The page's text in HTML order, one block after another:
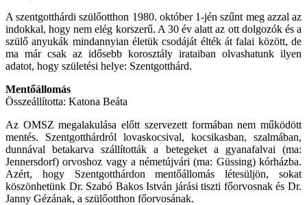
A szentgotthárdi szülőotthon 1980. október 1-jén szűnt meg azzal az
indokkal, hogy nem elég korszerű. A 30 év alatt az ott dolgozók és a
szülő anyukák mindannyian életük csodáját élték át falai között, de
ma már csak az idősebb korosztály irataiban olvashatunk ilyen
adatot, hogy születési helye: Szentgotthárd.
Mentőállomás
Összeállította: Katona Beáta
Az OMSZ megalakulása előtt szervezett formában nem működött
mentés. Szentgotthárdról lovaskocsival, kocsikasban, szalmában,
dunnával betakarva szállították a betegeket a gyanafalvai (ma:
Jennersdorf) orvoshoz vagy a németújvári (ma: Güssing) kórházba.
Azért, hogy Szentgotthárdon mentőállomás létesüljön, sokat
köszönhetünk Dr. Szabó Bakos István járási tiszti főorvosnak és Dr.
Janny Gézának, a szülőotthon főorvosának.